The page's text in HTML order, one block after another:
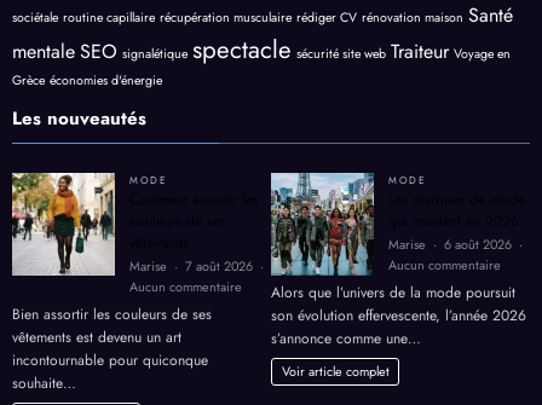
sociétale routine capillaire récupération musculaire rédiger CV rénovation maison Santé
mentaleSEO signalétique spectacle sécurité site web Traiteur Voyage en
Grèce économies d'énergie
Les nouveautés
MODE
Comment assortir les
couleurs de ses
vêtements
Marise
7 août 2026
Aucun commentaire
assortir
couleurs
Bien assortir les couleurs de ses
vêtements est devenu un art
incontournable pour quiconque
souhaite…
MODE
Les marques de mode
qui montent en 2026
Marise
6 août 2026
Aucun commentaire
Les
de
Alors que l’univers de la mode poursuit
son évolution effervescente, l’année 2026
s’annonce comme une…
Voir article complet